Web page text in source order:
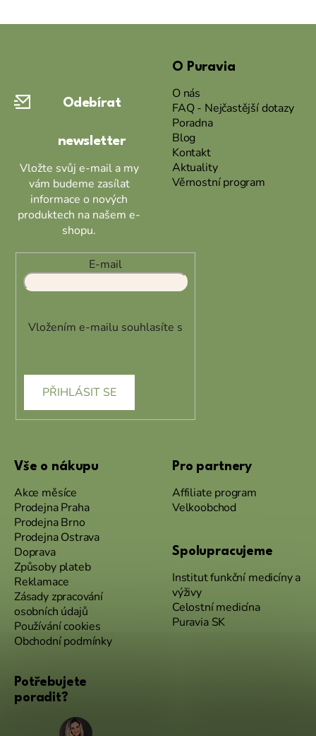
Odebírat
newsletter
Vložte svůj e-mail a my
vám budeme zasílat
informace o nových
produktech na našem e-
shopu.
E-mail
Vložením e-mailu souhlasíte s
PŘIHLÁSIT SE
O Puravia
O nás
FAQ - Nejčastější dotazy
Poradna
Blog
Kontakt
Aktuality
Věrnostní program
Vše o nákupu
Akce měsíce
Prodejna Praha
Prodejna Brno
Prodejna Ostrava
Doprava
Způsoby plateb
Reklamace
Zásady zpracování
osobních údajů
Používání cookies
Obchodní podmínky
Pro partnery
Affiliate program
Velkoobchod
Spolupracujeme
Institut funkční medicíny a
výživy
Celostní medicína
Puravia SK
Potřebujete
poradit?